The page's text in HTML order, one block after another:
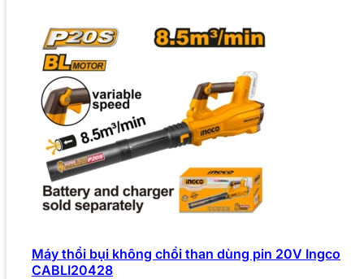
Máy thổi bụi không chổi than dùng pin 20V Ingco
CABLI20428